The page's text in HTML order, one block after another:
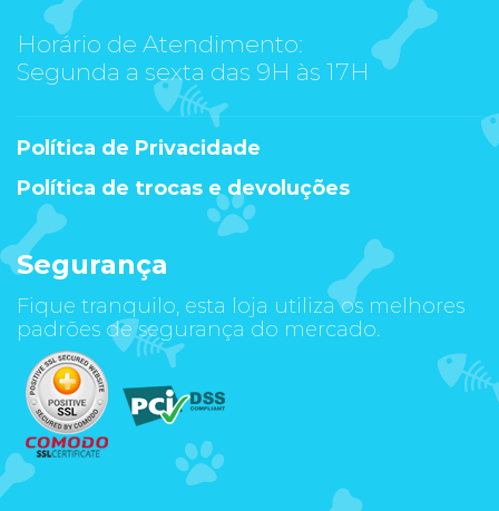
Horário de Atendimento:
Segunda a sexta das 9H às 17H
Política de Privacidade
Política de trocas e devoluções
Segurança
Fique tranquilo, esta loja utiliza os melhores
padrões de segurança do mercado.